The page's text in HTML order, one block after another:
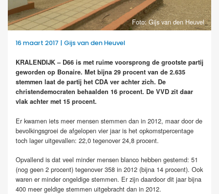
Foto: Gijs van den Heuvel
16 maart 2017 | Gijs van den Heuvel
KRALENDIJK – D66 is met ruime voorsprong de grootste partij
geworden op Bonaire. Met bijna 29 procent van de 2.635
stemmen laat de partij het CDA ver achter zich. De
christendemocraten behaalden 16 procent. De VVD zit daar
vlak achter met 15 procent.
Er kwamen iets meer mensen stemmen dan in 2012, maar door de
bevolkingsgroei de afgelopen vier jaar is het opkomstpercentage
toch lager uitgevallen: 22,0 tegenover 24,8 procent.
Opvallend is dat veel minder mensen blanco hebben gestemd: 51
(nog geen 2 procent) tegenover 358 in 2012 (bijna 14 procent). Ook
waren er minder ongeldige stemmen. Er zijn daardoor dit jaar bijna
400 meer geldige stemmen uitgebracht dan in 2012.